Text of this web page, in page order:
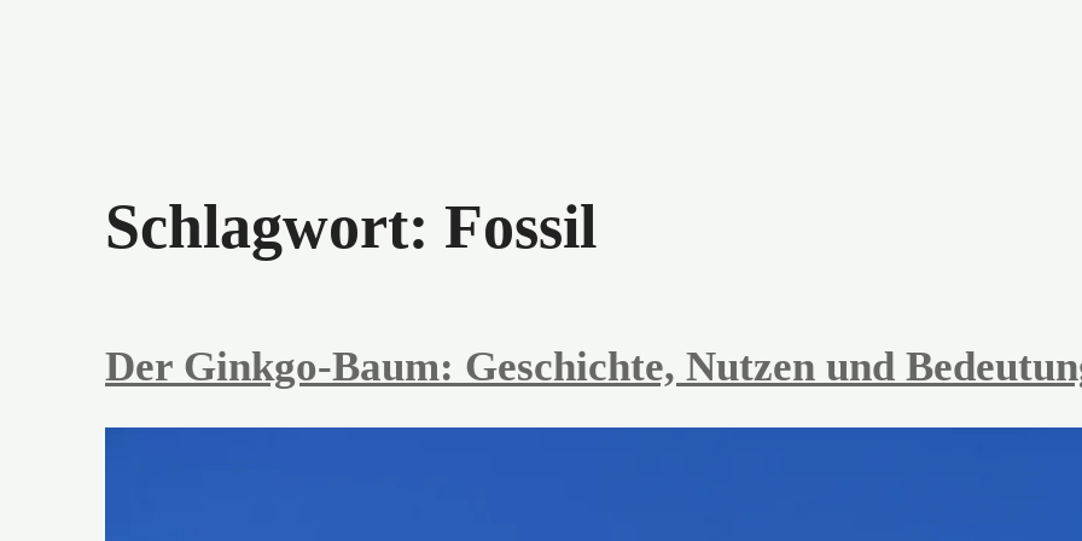
Schlagwort: Fossil
Der Ginkgo-Baum: Geschichte, Nutzen und